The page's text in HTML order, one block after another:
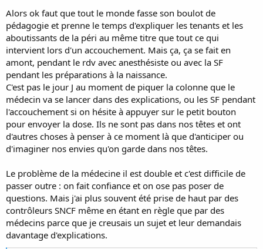
Alors ok faut que tout le monde fasse son boulot de
pédagogie et prenne le temps d'expliquer les tenants et les
aboutissants de la péri au même titre que tout ce qui
intervient lors d'un accouchement. Mais ça, ça se fait en
amont, pendant le rdv avec anesthésiste ou avec la SF
pendant les préparations à la naissance.
C'est pas le jour J au moment de piquer la colonne que le
médecin va se lancer dans des explications, ou les SF pendant
l'accouchement si on hésite à appuyer sur le petit bouton
pour envoyer la dose. Ils ne sont pas dans nos têtes et ont
d'autres choses à penser à ce moment là que d'anticiper ou
d'imaginer nos envies qu'on garde dans nos têtes.
Le problème de la médecine il est double et c'est difficile de
passer outre : on fait confiance et on ose pas poser de
questions. Mais j'ai plus souvent été prise de haut par des
contrôleurs SNCF même en étant en règle que par des
médecins parce que je creusais un sujet et leur demandais
davantage d'explications.